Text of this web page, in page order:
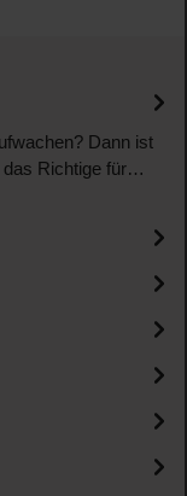
Dann ist
das Richtige für…